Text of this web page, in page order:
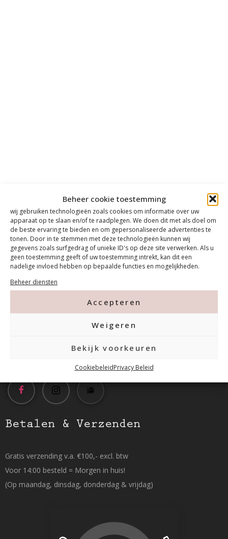
Beheer cookie toestemming
wij gebruiken technologieën zoals cookies om informatie over uw
apparaat op te slaan en/of te raadplegen. We doen dit met als doel om
de beste ervaring te bieden en om gepersonaliseerde advertenties te
tonen. Door in te stemmen met deze technologieën kunnen wij
gegevens zoals surfgedrag of unieke ID's op deze site verwerken. Als u
geen toestemming geeft of uw toestemming intrekt, kan dit een
nadelige invloed hebben op bepaalde functies en mogelijkheden.
Beheer diensten
Accepteren
Weigeren
Bekijk voorkeuren
CookiebeleidPrivacy Beleid
Contact
info@mfacademy.nl
Betalen & Verzenden
Gratis verzending v.a. €100,- excl. btw
Voor 14:00 besteld = Morgen in huis!
(Op maandag, dinsdag, donderdag & vrijdag)